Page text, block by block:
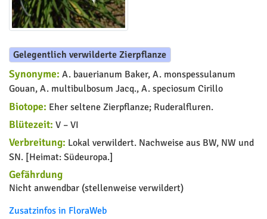
Gelegentlich verwilderte Zierpflanze
Synonyme: A. bauerianum Baker, A. monspessulanum
Gouan, A. multibulbosum Jacq., A. speciosum Cirillo
Biotope: Eher seltene Zierpflanze; Ruderalfluren.
Blütezeit: V – VI
Verbreitung: Lokal verwildert. Nachweise aus BW, NW und
SN. [Heimat: Südeuropa.]
Gefährdung
Nicht anwendbar (stellenweise verwildert)
Zusatzinfos in FloraWeb